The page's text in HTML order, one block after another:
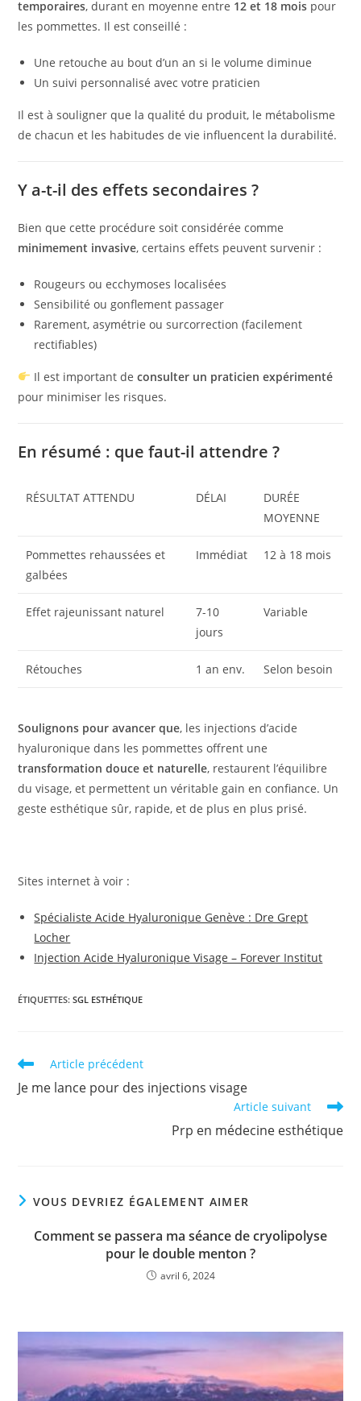
temporaires, durant en moyenne entre 12 et 18 mois pour
les pommettes. Il est conseillé :
Une retouche au bout d’un an si le volume diminue
Un suivi personnalisé avec votre praticien
Il est à souligner que la qualité du produit, le métabolisme
de chacun et les habitudes de vie influencent la durabilité.
Y a-t-il des effets secondaires ?
Bien que cette procédure soit considérée comme
minimement invasive, certains effets peuvent survenir :
Rougeurs ou ecchymoses localisées
Sensibilité ou gonflement passager
Rarement, asymétrie ou surcorrection (facilement
rectifiables)
Il est important deconsulter un praticien expérimenté
pour minimiser les risques.
En résumé : que faut-il attendre ?
RÉSULTAT ATTENDU DÉLAI
DURÉE
MOYENNE
Pommettes rehaussées et
galbées
Immédiat 12 à 18 mois
Effet rajeunissant naturel
7-10
jours
Variable
Rétouches 1 an env. Selon besoin
Soulignons pour avancer que, les injections d’acide
hyaluronique dans les pommettes offrent une
transformation douce et naturelle, restaurent l’équilibre
du visage, et permettent un véritable gain en confiance. Un
geste esthétique sûr, rapide, et de plus en plus prisé.
Sites internet à voir :
Spécialiste Acide Hyaluronique Genève : Dre Grept
Locher
Injection Acide Hyaluronique Visage – Forever Institut
ÉTIQUETTES:SGL ESTHÉTIQUE
Read
articles
Article précédent
Je me lance pour des injections visage
Article suivant
Prp en médecine esthétique
VOUS DEVRIEZ ÉGALEMENT AIMER
Comment se passera ma séance de cryolipolyse
pour le double menton ?
avril 6, 2024